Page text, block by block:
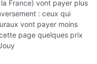
France) vont payer plus
: ceux qui
vont payer moins
page quelques prix